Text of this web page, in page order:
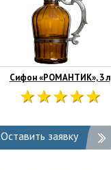
Сифон «РОМАНТИК», 3 л
Оставить заявку